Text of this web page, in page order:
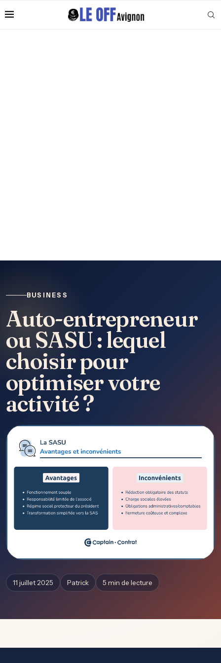
BUSINESS
Auto-entrepreneur
ou SASU : lequel
choisir pour
optimiser votre
activité ?
11 juillet 2025 Patrick 5 min de lecture